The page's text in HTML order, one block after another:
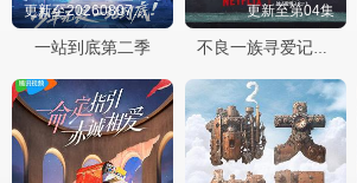
更新至20260807第01期
一站到底第二季
更新至第04集
不良一族寻爱记第二季